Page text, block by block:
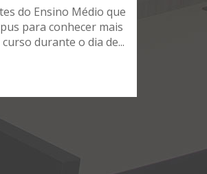
do Ensino Médio que
para conhecer mais
durante o dia de...